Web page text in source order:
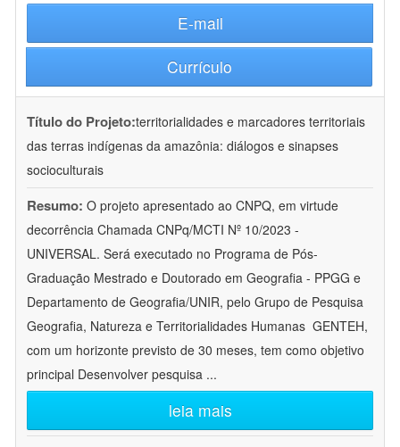
E-mail
Currículo
Título do Projeto:territorialidades e marcadores territoriais
das terras indígenas da amazônia: diálogos e sinapses
socioculturais
Resumo: O projeto apresentado ao CNPQ, em virtude
decorrência Chamada CNPq/MCTI Nº 10/2023 -
UNIVERSAL. Será executado no Programa de Pós-
Graduação Mestrado e Doutorado em Geografia - PPGG e
Departamento de Geografia/UNIR, pelo Grupo de Pesquisa
Geografia, Natureza e Territorialidades Humanas  GENTEH,
com um horizonte previsto de 30 meses, tem como objetivo
principal Desenvolver pesquisa ...
leia mais